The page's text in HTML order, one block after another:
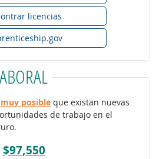
licencias
muy posibleque existan nuevas
de trabajo en el
$97,550